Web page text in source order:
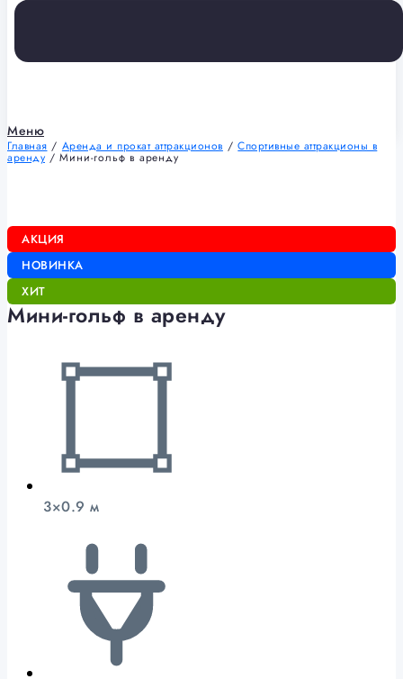
Меню
Главная / Аренда и прокат аттракционов /Спортивные аттракционы в
аренду / Мини-гольф в аренду
АКЦИЯ
НОВИНКА
ХИТ
Мини-гольф в аренду
3×0.9 м